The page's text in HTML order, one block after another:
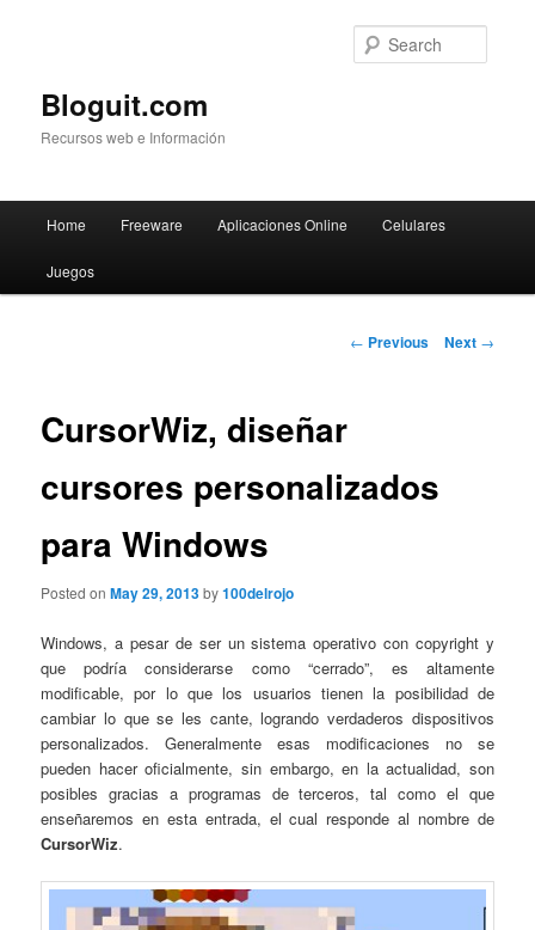
Bloguit.com
Recursos web e Información
Skip
to
Home Freeware Aplicaciones Online Celulares
Juegos
Post
← Previous Next →
CursorWiz, diseñar
cursores personalizados
para Windows
Posted onMay 29, 2013by100delrojo
Windows, a pesar de ser un sistema operativo con copyright y
que podría considerarse como “cerrado”, es altamente
modificable, por lo que los usuarios tienen la posibilidad de
cambiar lo que se les cante, logrando verdaderos dispositivos
personalizados. Generalmente esas modificaciones no se
pueden hacer oficialmente, sin embargo, en la actualidad, son
posibles gracias a programas de terceros, tal como el que
enseñaremos en esta entrada, el cual responde al nombre de
CursorWiz.